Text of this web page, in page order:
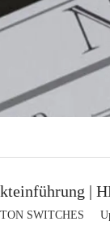
|
SWITCHES